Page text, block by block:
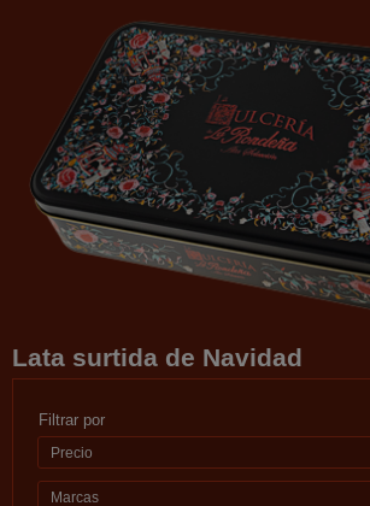
Lata surtida de Navidad
Filtrar por
Precio
Marcas